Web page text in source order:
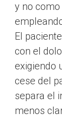
y no
El
con el
exigiendo
cese del
separa el
menos